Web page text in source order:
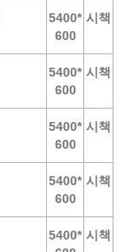
5400*
600
시책
5400*
600
시책
5400*
600
시책
5400*
600
시책
5400* 시책